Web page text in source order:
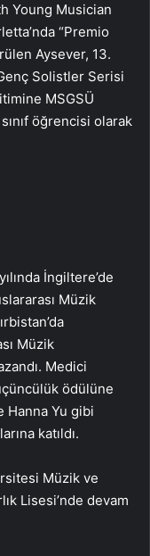
Young Musician
“Premio
Aysever, 13.
Solistler Serisi
MSGSÜ
öğrencisi olarak
İngiltere’de
Müzik
Müzik
Medici
ödülüne
Hanna Yu gibi
katıldı.
Müzik ve
Lisesi’nde devam